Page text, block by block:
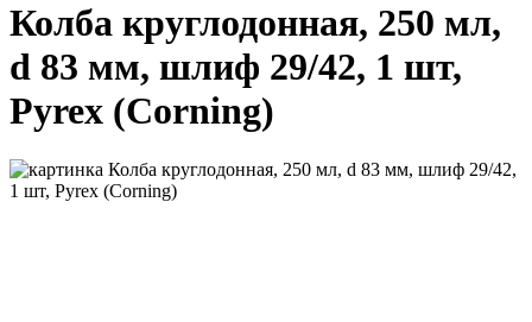
Колба круглодонная, 250 мл,
d 83 мм, шлиф 29/42, 1 шт,
Pyrex (Corning)